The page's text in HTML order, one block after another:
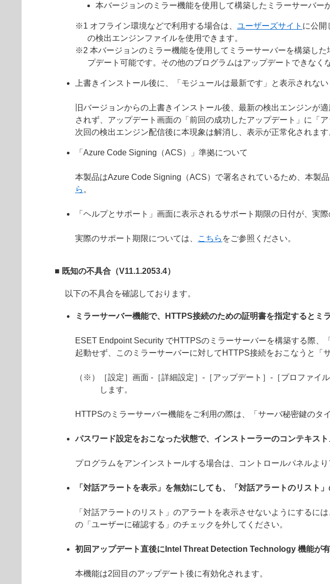
本バージョンのミラー機能を使用して構築したミラーサーバ
※1 オフライン環境などで利用する場合は、 ユーザーズサイト に公開
の検出エンジンファイルを使用できます。
※2 本バージョンのミラー機能を使用してミラーサーバーを構築し
プデート可能です。その他のプログラムはアップデートできなく
上書きインストール後に、「モジュールは最新です」と表示されない
旧バージョンからの上書きインストール後、最新の検出エンジンが
されず、アップデート画面の「前回の成功したアップデート」に「
次回の検出エンジン配信後に本現象は解消し、表示が正常化されます
「Azure Code Signing（ACS）」準拠について
本製品はAzure Code Signing（ACS）で署名されているため、本製
ら 。
「ヘルプとサポート」画面に表示されるサポート期限の日付が、実
実際のサポート期限については、 こちら をご参照ください。
■ 既知の不具合（V11.1.2053.4）
以下の不具合を確認しております。
ミラーサーバー機能で、HTTPS接続のための証明書を指定するとミ
ESET Endpoint Security でHTTPSのミラーサーバーを構築する際
起動せず、このミラーサーバーに対してHTTPS接続をおこなうと「
（※）［設定］画面 -［詳細設定］-［アップデート］-［プロファイ
します。
HTTPSのミラーサーバー機能をご利用の際は、「サーバ秘密鍵のタ
パスワード設定をおこなった状態で、インストーラーのコンテキス
プログラムをアンインストールする場合は、コントロールパネルよ
「対話アラートを表示」を無効にしても、「対話アラートのリスト
「対話アラートのリスト」のアラートを表示させないようにするに
の「ユーザーに確認する」のチェックを外してください。
初回アップデート直後にIntel Threat Detection Technology 機能が
本機能は2回目のアップデート後に有効化されます。